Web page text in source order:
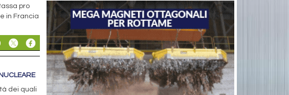
pro
in Francia
dei quali